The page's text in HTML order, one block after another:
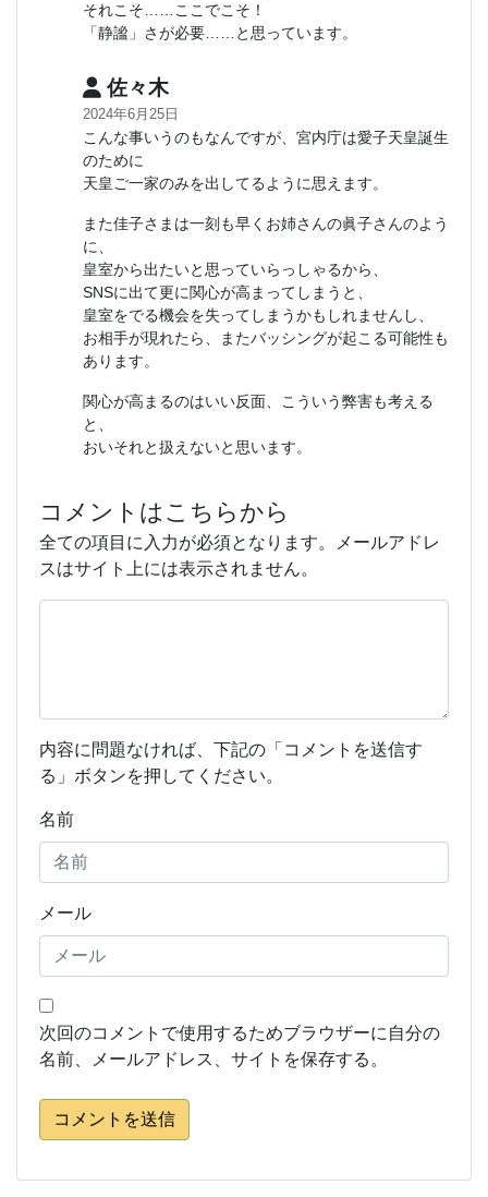
それこそ……ここでこそ！
「静謐」さが必要……と思っています。
佐々木
2024年6月25日
こんな事いうのもなんですが、宮内庁は愛子天皇誕生
のために
天皇ご一家のみを出してるように思えます。
また佳子さまは一刻も早くお姉さんの眞子さんのよう
に、
皇室から出たいと思っていらっしゃるから、
SNSに出て更に関心が高まってしまうと、
皇室をでる機会を失ってしまうかもしれませんし、
お相手が現れたら、またバッシングが起こる可能性も
あります。
関心が高まるのはいい反面、こういう弊害も考える
と、
おいそれと扱えないと思います。
コメントはこちらから
全ての項目に入力が必須となります。メールアドレ
スはサイト上には表示されません。
内容に問題なければ、下記の「コメントを送信す
る」ボタンを押してください。
名前
メール
次回のコメントで使用するためブラウザーに自分の
名前、メールアドレス、サイトを保存する。
コメントを送信